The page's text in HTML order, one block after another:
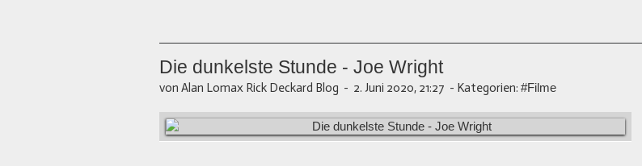
Die dunkelste Stunde - Joe Wright
von Alan Lomax Rick Deckard Blog - 2. Juni 2020, 21:27 - Kategorien: #Filme